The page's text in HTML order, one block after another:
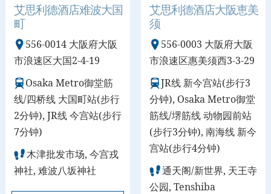
艾思利德酒店难波大国
町
556-0014 大阪府大阪
市浪速区大国2-4-19
Osaka Metro御堂筋
线/四桥线 大国町站(步行
2分钟), JR线 今宫站(步行
7分钟)
木津批发市场, 今宫戎
神社, 难波八坂神社
艾思利德酒店大阪恵美
须
556-0003 大阪府大阪
市浪速区惠美须西3-3-29
JR线 新今宫站(步行3
分钟), Osaka Metro御堂
筋线/堺筋线 动物园前站
(步行3分钟), 南海线 新今
宫站(步行4分钟)
通天阁/新世界, 天王寺
公园, Tenshiba